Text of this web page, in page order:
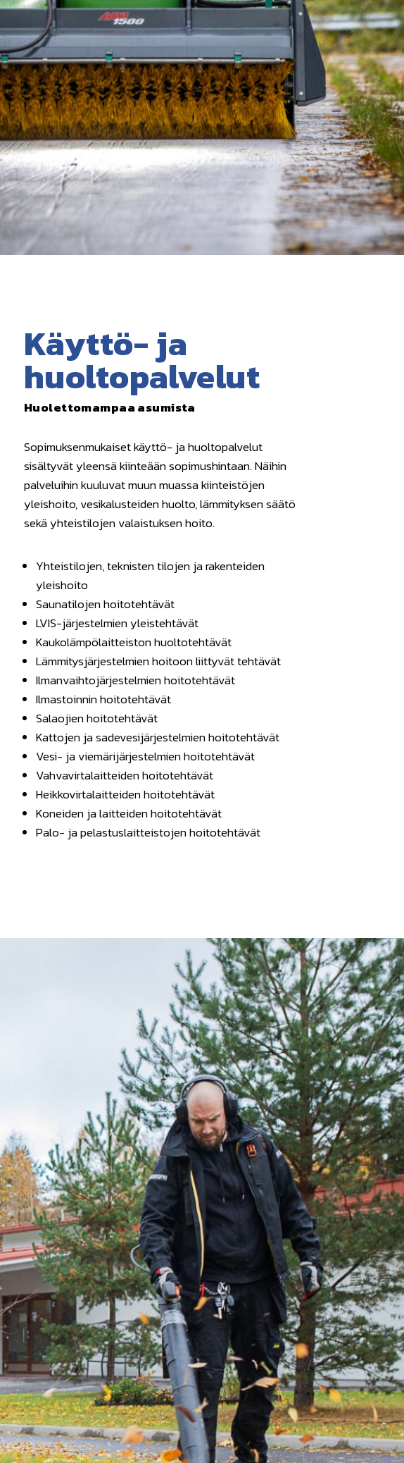
Käyttö- ja
huoltopalvelut
Huolettomampaa asumista
Sopimuksenmukaiset käyttö- ja huoltopalvelut
sisältyvät yleensä kiinteään sopimushintaan. Näihin
palveluihin kuuluvat muun muassa kiinteistöjen
yleishoito, vesikalusteiden huolto, lämmityksen säätö
sekä yhteistilojen valaistuksen hoito.
Yhteistilojen, teknisten tilojen ja rakenteiden
yleishoito
Saunatilojen hoitotehtävät
LVIS-järjestelmien yleistehtävät
Kaukolämpölaitteiston huoltotehtävät
Lämmitysjärjestelmien hoitoon liittyvät tehtävät
Ilmanvaihtojärjestelmien hoitotehtävät
Ilmastoinnin hoitotehtävät
Salaojien hoitotehtävät
Kattojen ja sadevesijärjestelmien hoitotehtävät
Vesi- ja viemärijärjestelmien hoitotehtävät
Vahvavirtalaitteiden hoitotehtävät
Heikkovirtalaitteiden hoitotehtävät
Koneiden ja laitteiden hoitotehtävät
Palo- ja pelastuslaitteistojen hoitotehtävät